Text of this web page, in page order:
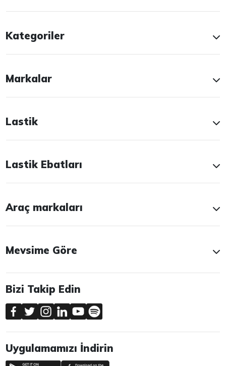
Kategoriler
Markalar
Lastik
Lastik Ebatları
Araç markaları
Mevsime Göre
Bizi Takip Edin
Uygulamamızı İndirin